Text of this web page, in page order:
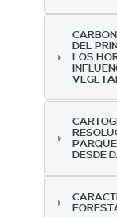
DEL
LOS
DESDE